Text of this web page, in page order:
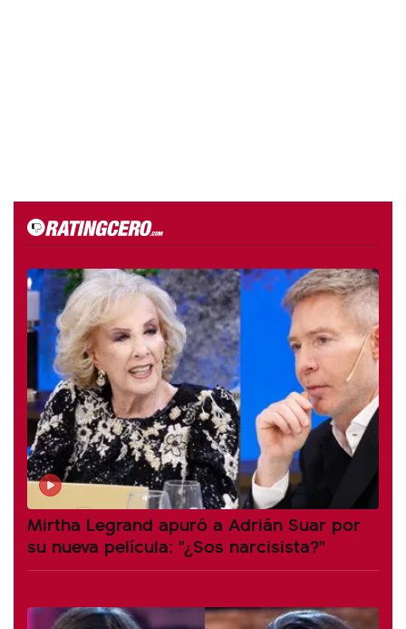
Mirtha Legrand apuró a Adrián Suar por
su nueva película: "¿Sos narcisista?"